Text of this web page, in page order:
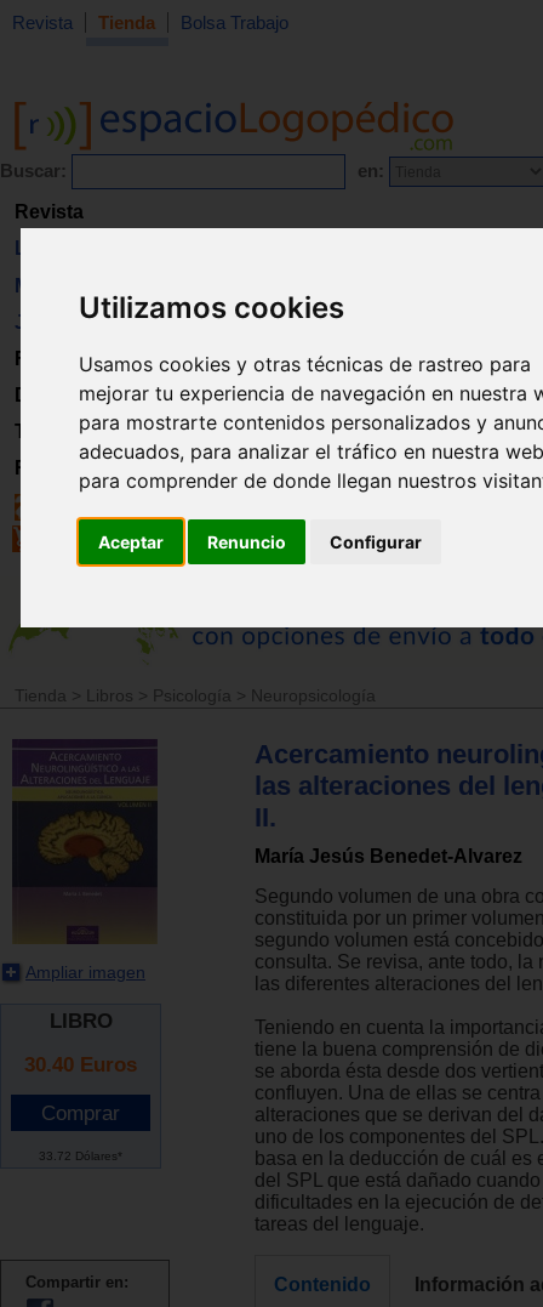
Utilizamos cookies
Usamos cookies y otras técnicas de rastreo para
mejorar tu experiencia de navegación en nuestra
para mostrarte contenidos personalizados y
adecuados, para analizar el tráfico en nuestra
para comprender de donde llegan nuestros
Aceptar Renuncio Configurar
Revista Tienda Bolsa Trabajo
Buscar: en:
Revista
Libros
Material
Juguetes
Formación
Directorio
Trabajo
Registro
Tienda > Libros > Psicología > Neuropsicología
Ampliar imagen
LIBRO
30.40 Euros
33.72 Dólares*
Compartir en:
Acercamiento
las alteraciones del
II.
María Jesús Benedet-Alvarez
Segundo volumen de una obra
constituida por un primer
segundo volumen está
consulta. Se revisa, ante todo, la
las diferentes alteraciones del
Teniendo en cuenta la
tiene la buena comprensión de
se aborda ésta desde dos
confluyen. Una de ellas se
alteraciones que se derivan del
uno de los componentes del
basa en la deducción de cuál es
del SPL que está dañado
dificultades en la ejecución de
tareas del lenguaje.
Contenido Información